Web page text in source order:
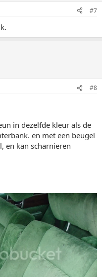
#7
#8
in dezelfde kleur als de
en met een beugel
en kan scharnieren